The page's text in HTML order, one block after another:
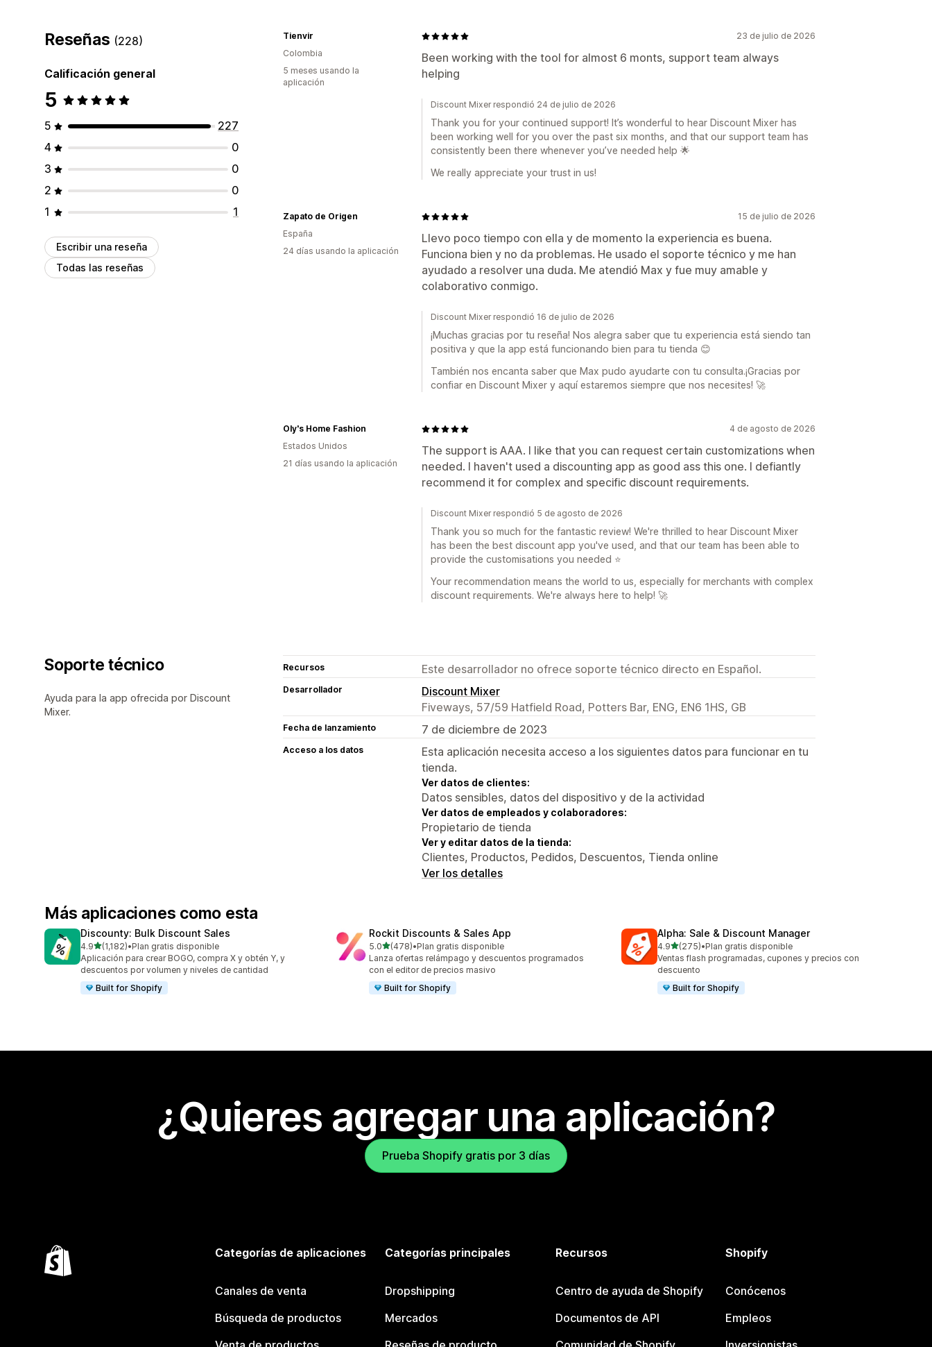
Reseñas (228)
Calificación general
5
5
227
4
0
3
0
2
0
1
1
Escribir una reseña
Todas las reseñas
23 de julio de 2026
Been working with the tool for almost 6 monts, support team always
helping
Tienvir
Colombia
5 meses usando la
aplicación
Discount Mixer respondió 24 de julio de 2026
Thank you for your continued support! It’s wonderful to hear Discount Mixer has
been working well for you over the past six months, and that our support team has
consistently been there whenever you’ve needed help 🌟
We really appreciate your trust in us!
15 de julio de 2026
Llevo poco tiempo con ella y de momento la experiencia es buena.
Funciona bien y no da problemas. He usado el soporte técnico y me han
ayudado a resolver una duda. Me atendió Max y fue muy amable y
colaborativo conmigo.
Zapato de Origen
España
24 días usando la aplicación
Discount Mixer respondió 16 de julio de 2026
¡Muchas gracias por tu reseña! Nos alegra saber que tu experiencia está siendo tan
positiva y que la app está funcionando bien para tu tienda 😊
También nos encanta saber que Max pudo ayudarte con tu consulta.¡Gracias por
confiar en Discount Mixer y aquí estaremos siempre que nos necesites! 🚀
4 de agosto de 2026
The support is AAA. I like that you can request certain customizations when
needed. I haven't used a discounting app as good ass this one. I defiantly
recommend it for complex and specific discount requirements.
Oly's Home Fashion
Estados Unidos
21 días usando la aplicación
Discount Mixer respondió 5 de agosto de 2026
Thank you so much for the fantastic review! We're thrilled to hear Discount Mixer
has been the best discount app you've used, and that our team has been able to
provide the customisations you needed ⭐
Your recommendation means the world to us, especially for merchants with complex
discount requirements. We're always here to help! 🚀
Soporte técnico
Ayuda para la app ofrecida por Discount
Mixer.
Recursos Este desarrollador no ofrece soporte técnico directo en Español.
Desarrollador
Discount Mixer
Fiveways, 57/59 Hatfield Road, Potters Bar, ENG, EN6 1HS, GB
Fecha de lanzamiento 7 de diciembre de 2023
Acceso a los datos
Esta aplicación necesita acceso a los siguientes datos para funcionar en tu
tienda.
Ver datos de clientes:
Datos sensibles, datos del dispositivo y de la actividad
Ver datos de empleados y colaboradores:
Propietario de tienda
Ver y editar datos de la tienda:
Clientes, Productos, Pedidos, Descuentos, Tienda online
Ver los detalles
Más aplicaciones como esta
Discounty: Bulk Discount Sales
4.9de 5 estrellas
(1,182)
1182 reseñas en total
•Plan gratis disponible
Aplicación para crear BOGO, compra X y obtén Y, y
descuentos por volumen y niveles de cantidad
Built for Shopify
Rockit Discounts & Sales App
5.0de 5 estrellas
(478)
478 reseñas en total
•Plan gratis disponible
Lanza ofertas relámpago y descuentos programados
con el editor de precios masivo
Built for Shopify
Alpha: Sale & Discount Manager
4.9de 5 estrellas
(275)
275 reseñas en total
•Plan gratis disponible
Ventas flash programadas, cupones y precios con
descuento
Built for Shopify
¿Quieres agregar una aplicación?
Prueba Shopify gratis por 3 días
Categorías de aplicaciones
Canales de venta
Búsqueda de productos
Categorías principales
Dropshipping
Mercados
Recursos
Centro de ayuda de Shopify
Documentos de API
Shopify
Conócenos
Empleos